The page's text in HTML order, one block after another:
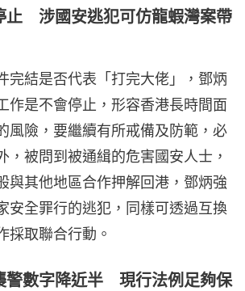
止 涉國安逃犯可仿龍蝦灣案帶
完結是否代表「打完大佬」，鄧炳
作是不會停止，形容香港長時間面
風險，要繼續有所戒備及防範，必
，被問到被通緝的危害國安人士，
與其他地區合作押解回港，鄧炳強
安全罪行的逃犯，同樣可透過互換
採取聯合行動。
警數字降近半 現行法例足夠保